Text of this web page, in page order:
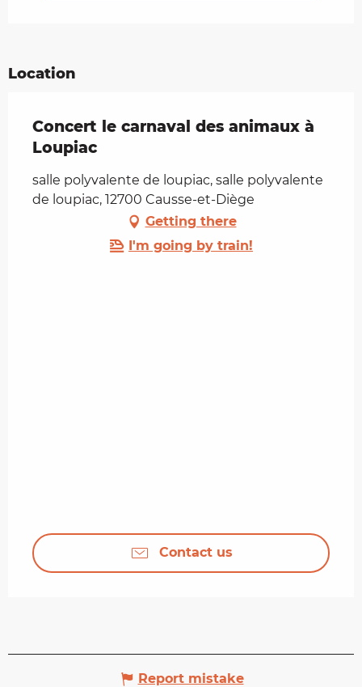
Location
Concert le carnaval des animaux à
Loupiac
salle polyvalente de loupiac, salle polyvalente
de loupiac, 12700 Causse-et-Diège
Getting there
I'm going by train!
Contact us
Report mistake